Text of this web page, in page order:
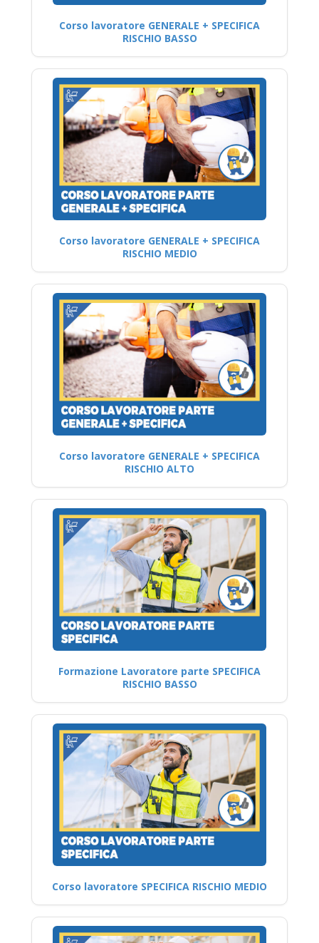
Corso lavoratore GENERALE + SPECIFICA
RISCHIO BASSO
Corso lavoratore GENERALE + SPECIFICA
RISCHIO MEDIO
Corso lavoratore GENERALE + SPECIFICA
RISCHIO ALTO
Formazione Lavoratore parte SPECIFICA
RISCHIO BASSO
Corso lavoratore SPECIFICA RISCHIO MEDIO